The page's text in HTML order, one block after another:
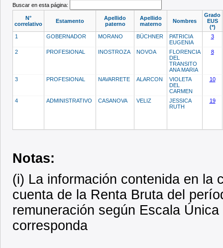
Buscar en esta página:
N°
correlativo
Estamento
Apellido
paterno
Apellido
materno
Nombres
Grado
EUS
(*)
1
GOBERNADOR MORANO BÜCHNER
PATRICIA
EUGENIA
3
2 PROFESIONAL INOSTROZA NOVOA
FLORENCIA
DEL
TRANSITO
ANA MARIA
8
3 PROFESIONAL NAVARRETE ALARCON
VIOLETA
DEL
CARMEN
10
4 ADMINISTRATIVO CASANOVA VELIZ
JESSICA
RUTH
19
Notas:
(i) La información contenida en la
cuenta de la Renta Bruta del
remuneración según Escala
corresponda